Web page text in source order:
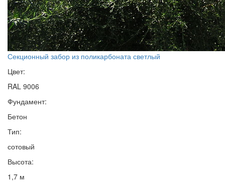
Секционный забор из поликарбоната светлый
Цвет:
RAL 9006
Фундамент:
Бетон
Тип:
сотовый
Высота:
1,7 м